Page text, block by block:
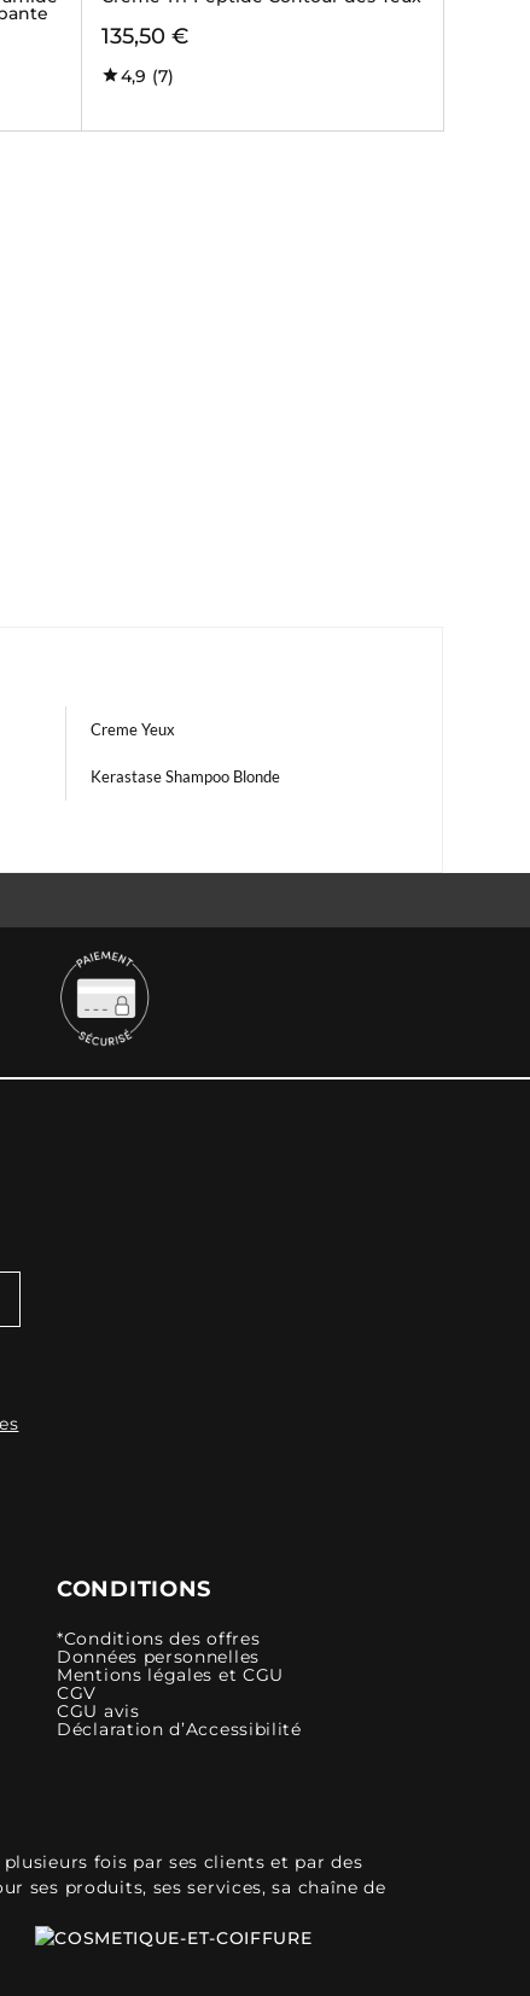
135,50 €
4,9 (7)
Creme Yeux
Kerastase Shampoo Blonde
CONDITIONS
*Conditions des offres
Données personnelles
Mentions légales et CGU
CGV
CGU avis
Déclaration d’Accessibilité
fois par ses clients et par des
ses produits, ses services, sa chaîne de